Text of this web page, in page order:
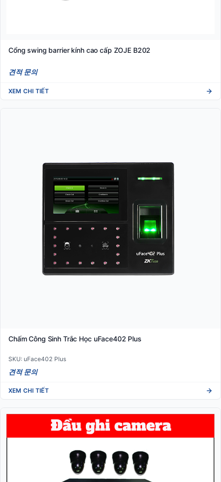
Cổng swing barrier kính cao cấp ZOJE B202
견적 문의
XEM CHI TIẾT
Chấm Công Sinh Trắc Học uFace402 Plus
SKU: uFace402 Plus
견적 문의
XEM CHI TIẾT